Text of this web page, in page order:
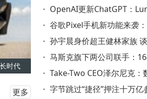
时代
更多
人士强调，该项目尚处于概念
必然OpenAI更新ChatGPT：
理滑块
谷歌Pixel手机新功能来袭
难题
孙宇晨身价超王健林家族
马斯克旗下两公司联手：
年产1太瓦算力
Take-Two CEO泽尔尼克：
渐弱
字节跳过“捷径”押注十万